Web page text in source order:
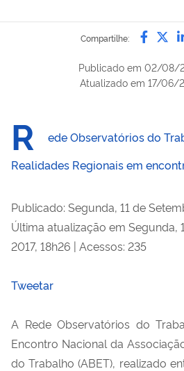
Compartilhe:
Publicado em 02/08/
Atualizado em 17/06/
R
ede Observatórios do
Realidades Regionais em
Publicado: Segunda, 11 de
Última atualização em Segunda,
2017, 18h26 | Acessos: 235
Tweetar
A Rede Observatórios do
Encontro Nacional da
do Trabalho (ABET), realizado